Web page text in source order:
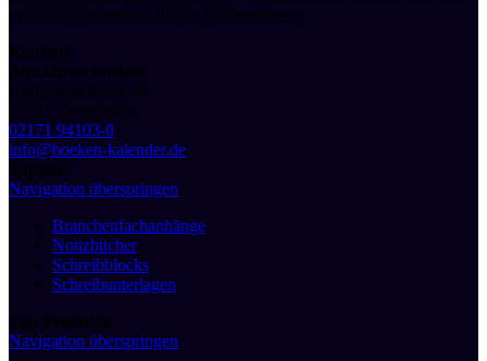
perfekte Werbemittel für Ihr Unternehmen.
Kontakt
druckhaus boeken
Bürgerbuschweg 48
51381 Leverkusen
02171 94103-0
info@boeken-kalender.de
Toplinks
Navigation überspringen
Branchenfachanhänge
Notizbücher
Schreibblocks
Schreibunterlagen
Top Produkte
Navigation überspringen